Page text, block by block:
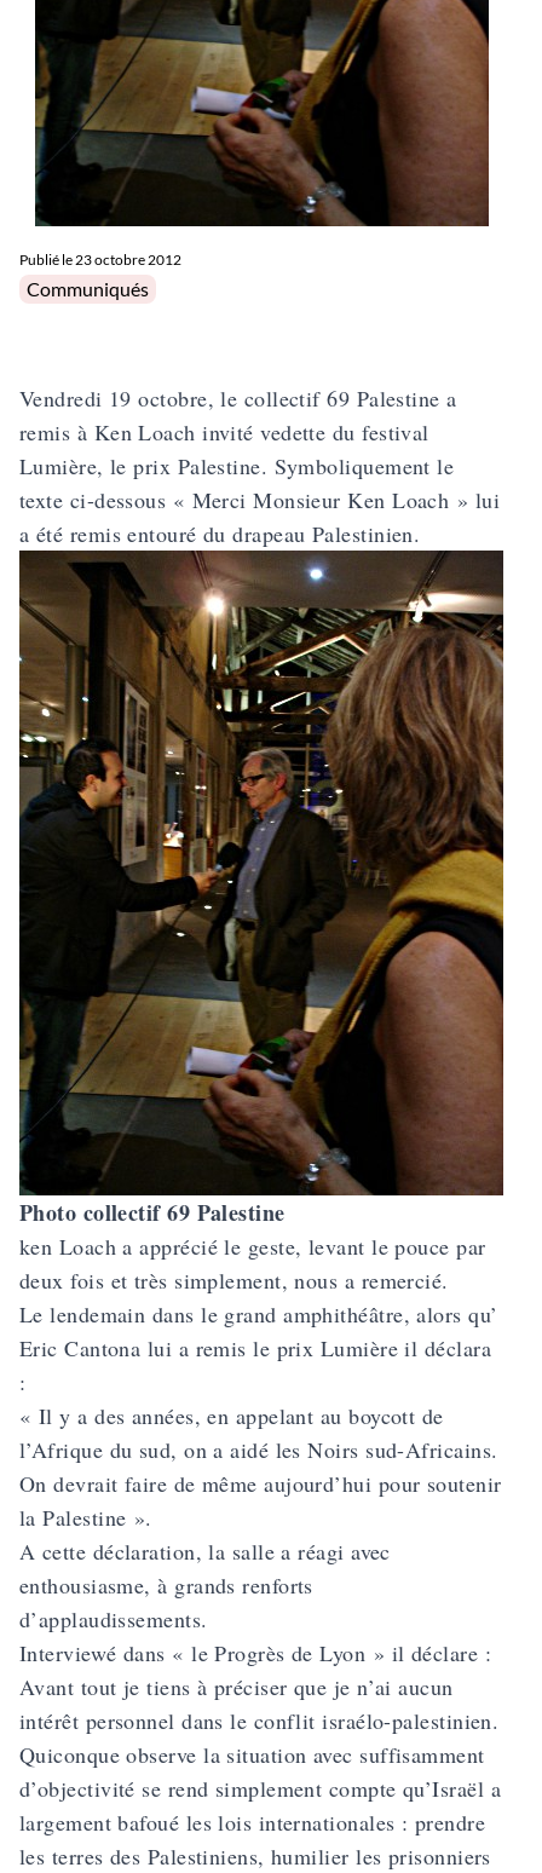
Publié le 23 octobre 2012
Posted in
Communiqués
Vendredi 19 octobre, le collectif 69 Palestine a
remis à Ken Loach invité vedette du festival
Lumière, le prix Palestine. Symboliquement le
texte ci-dessous « Merci Monsieur Ken Loach » lui
a été remis entouré du drapeau Palestinien.
Photo collectif 69 Palestine
ken Loach a apprécié le geste, levant le pouce par
deux fois et très simplement, nous a remercié.
Le lendemain dans le grand amphithéâtre, alors qu’
Eric Cantona lui a remis le prix Lumière il déclara
:
« Il y a des années, en appelant au boycott de
l’Afrique du sud, on a aidé les Noirs sud-Africains.
On devrait faire de même aujourd’hui pour soutenir
la Palestine ».
A cette déclaration, la salle a réagi avec
enthousiasme, à grands renforts
d’applaudissements.
Interviewé dans « le Progrès de Lyon » il déclare :
Avant tout je tiens à préciser que je n’ai aucun
intérêt personnel dans le conflit israélo-palestinien.
Quiconque observe la situation avec suffisamment
d’objectivité se rend simplement compte qu’Israël a
largement bafoué les lois internationales : prendre
les terres des Palestiniens, humilier les prisonniers